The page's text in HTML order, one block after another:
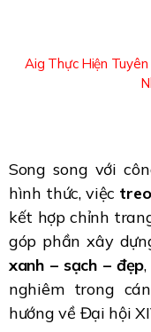
Aig Thực Hiện
Song song với
hình thức, việc
kết hợp chỉnh
góp phần xây
xanh – sạch – đẹp
nghiêm trong
hướng về Đại hội